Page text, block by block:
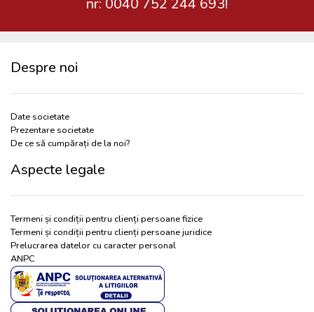
Despre noi
Date societate
Prezentare societate
De ce să cumpărați de la noi?
Aspecte legale
Termeni și condiții pentru clienți persoane fizice
Termeni și condiții pentru clienți persoane juridice
Prelucrarea datelor cu caracter personal
ANPC